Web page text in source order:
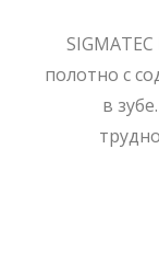
полотно с
в